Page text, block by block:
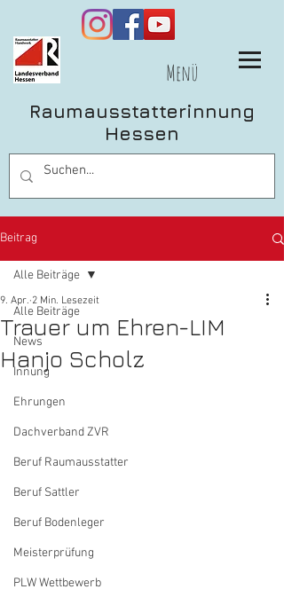
Menü
Raumausstatterinnung
Hessen
Beitrag
Alle Beiträge
News
Innung
Ehrungen
Dachverband ZVR
Beruf Raumausstatter
Beruf Sattler
Beruf Bodenleger
Meisterprüfung
PLW Wettbewerb
Alle Beiträge
Trauer um Ehren-LIM
Hanjo Scholz
9. Apr. 2 Min. Lesezeit